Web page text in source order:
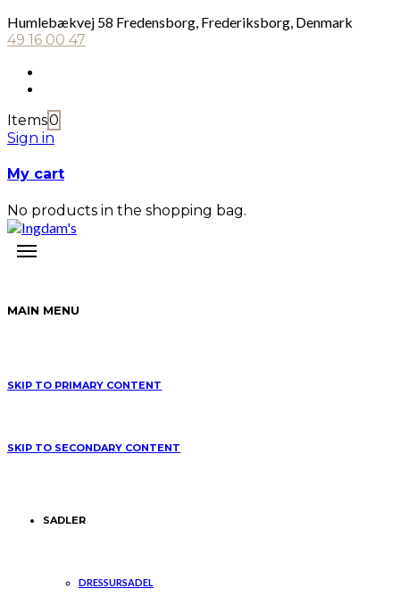
Humlebækvej 58 Fredensborg, Frederiksborg, Denmark
49 16 00 47
Items0
Sign in
My cart
No products in the shopping bag.
MAIN MENU
SKIP TO PRIMARY CONTENT
SKIP TO SECONDARY CONTENT
SADLER
DRESSURSADEL